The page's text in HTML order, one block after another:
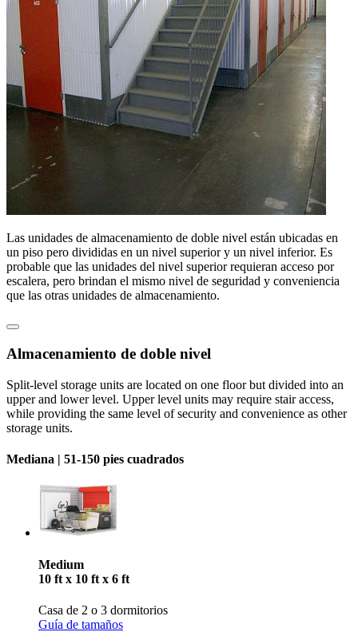
Las unidades de almacenamiento de doble nivel están ubicadas en
un piso pero divididas en un nivel superior y un nivel inferior. Es
probable que las unidades del nivel superior requieran acceso por
escalera, pero brindan el mismo nivel de seguridad y conveniencia
que las otras unidades de almacenamiento.
Almacenamiento de doble nivel
Split-level storage units are located on one floor but divided into an
upper and lower level. Upper level units may require stair access,
while providing the same level of security and convenience as other
storage units.
Mediana | 51-150 pies cuadrados
Medium
10 ft x 10 ft x 6 ft
Casa de 2 o 3 dormitorios
Guía de tamaños